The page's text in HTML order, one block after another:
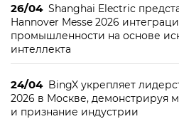
26/04 Shanghai Electric
Hannover Messe 2026
промышленности на основе
интеллекта
24/04 BingX укрепляет
2026 в Москве, демонстрируя
и признание индустрии